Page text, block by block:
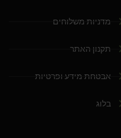
מדניות משלוחים
תקנון האתר
אבטחת מידע ופרטיות
בלוג